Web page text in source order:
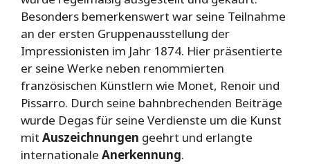
Besonders bemerkenswert war seine Teilnahme
an der ersten Gruppenausstellung der
Impressionisten im Jahr 1874. Hier präsentierte
er seine Werke neben renommierten
französischen Künstlern wie Monet, Renoir und
Pissarro. Durch seine bahnbrechenden Beiträge
wurde Degas für seine Verdienste um die Kunst
mit Auszeichnungen geehrt und erlangte
internationale Anerkennung.